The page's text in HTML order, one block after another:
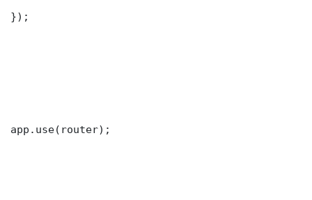
});
app.use(router);